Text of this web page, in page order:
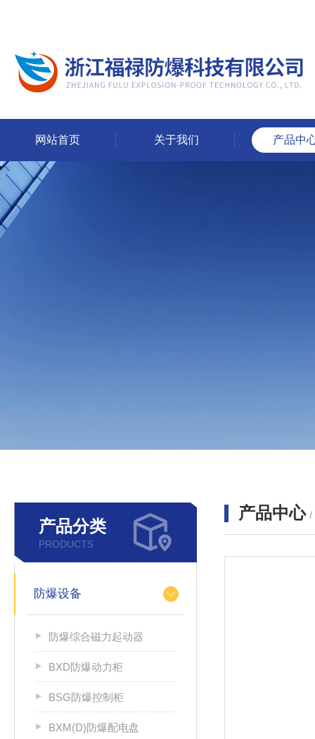
网站首页 关于我们 产品中
产品分类
PRODUCTS
防爆设备
防爆综合磁力起动器
BXD防爆动力柜
BSG防爆控制柜
BXM(D)防爆配电盘
产品中心 /